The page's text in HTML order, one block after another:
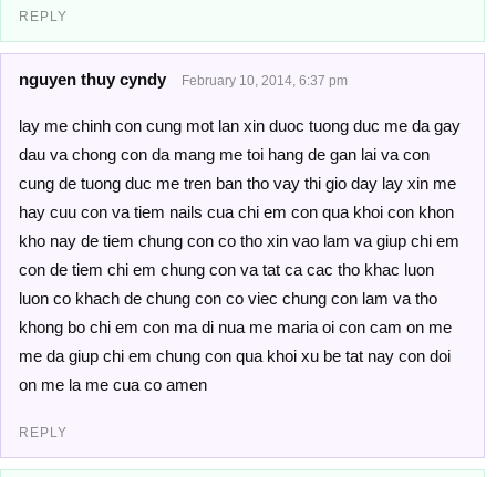
REPLY
nguyen thuy cyndy February 10, 2014, 6:37 pm
lay me chinh con cung mot lan xin duoc tuong duc me da gay
dau va chong con da mang me toi hang de gan lai va con
cung de tuong duc me tren ban tho vay thi gio day lay xin me
hay cuu con va tiem nails cua chi em con qua khoi con khon
kho nay de tiem chung con co tho xin vao lam va giup chi em
con de tiem chi em chung con va tat ca cac tho khac luon
luon co khach de chung con co viec chung con lam va tho
khong bo chi em con ma di nua me maria oi con cam on me
me da giup chi em chung con qua khoi xu be tat nay con doi
on me la me cua co amen
REPLY